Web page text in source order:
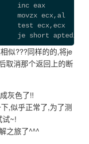
inc eax
movzx ecx,al
test ecx,ecx
je short
似???同样的的,将je
取消那个返回上的断
灰色了!!
,似乎正常了,为了测
试~!
之旅了^^^